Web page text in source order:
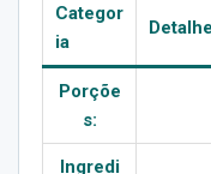
Categor
ia
Porçõe
s:
Ingredi